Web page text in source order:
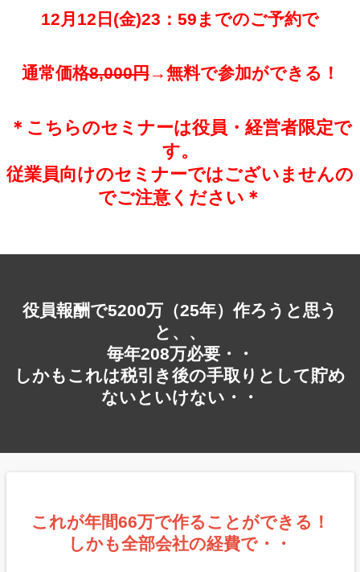
12月12日(金)23：59までのご予約で
通常価格8,000円→無料で参加ができる！
＊こちらのセミナーは役員・経営者限定で
す。
従業員向けのセミナーではございませんの
でご注意ください＊
役員報酬で5200万（25年）作ろうと思う
と、、
毎年208万必要・・
しかもこれは税引き後の手取りとして貯め
ないといけない・・
これが年間66万で作ることができる！
しかも全部会社の経費で・・